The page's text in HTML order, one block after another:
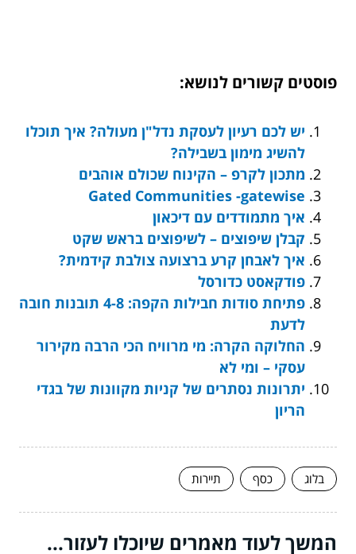
פוסטים קשורים לנושא:
יש לכם רעיון לעסקת נדל"ן מעולה? איך תוכלו
להשיג מימון בשבילה?
מתכון לקרפ – הקינוח שכולם אוהבים
Gated Communities -gatewise
איך מתמודדים עם דיכאון
קבלן שיפוצים – לשיפוצים בראש שקט
איך לאבחן קרע ברצועה צולבת קידמית?
פודקאסט כדורסל
פתיחת סודות חבילות הקפה: 4-8 תובנות חובה
לדעת
החלוקה הקרה: מי מרוויח הכי הרבה מקירור
עסקי – ומי לא
יתרונות נסתרים של קניות מקוונות של בגדי
הריון
בלוג כסף תיירות
המשך לעוד מאמרים שיוכלו לעזור...